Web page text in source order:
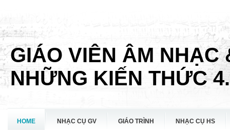
GIÁO VIÊN ÂM NHẠC
NHỮNG KIẾN THỨC
HOME NHẠC CỤ GV GIÁO TRÌNH NHẠC CỤ HS